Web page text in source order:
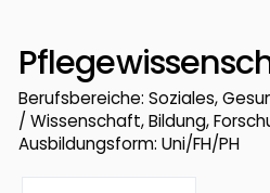
Berufsbereiche: Soziales,
/ Wissenschaft, Bildung,
Ausbildungsform: Uni/FH/PH